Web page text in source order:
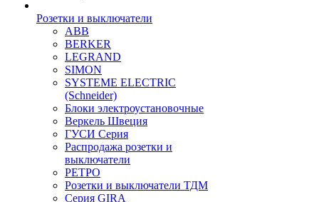
Розетки и выключатели
ABB
BERKER
LEGRAND
SIMON
SYSTEME ELECTRIC
(Schneider)
Блоки электроустановочные
Веркель Швеция
ГУСИ Серия
Распродажа розетки и
выключатели
РЕТРО
Розетки и выключатели ТДМ
Серия GIRA